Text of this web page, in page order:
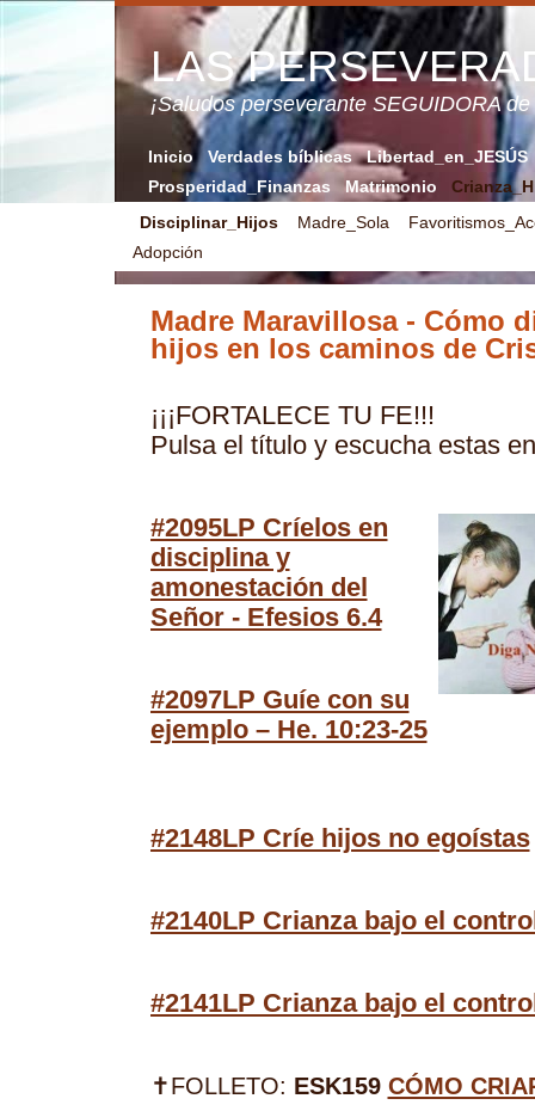
LAS
¡Saludos perseverante SEGUIDORA
Inicio Verdades bíblicas
Libertad_en_JESÚS
Prosperidad_Finanzas
Matrimonio
Disciplinar_Hijos
Madre_Sola
Adopción
Madre Maravillosa - Cómo
hijos en los caminos de
¡¡¡FORTALECE TU FE!!!
Pulsa el título y escucha estas
#2095LP Críelos en
disciplina y
amonestación del
Señor - Efesios 6.4
#2097LP Guíe con su
ejemplo – He. 10:23-25
#2148LP Críe hijos no egoístas
#2140LP Crianza bajo el
#2141LP Crianza bajo el
✝FOLLETO: ESK159 CÓMO